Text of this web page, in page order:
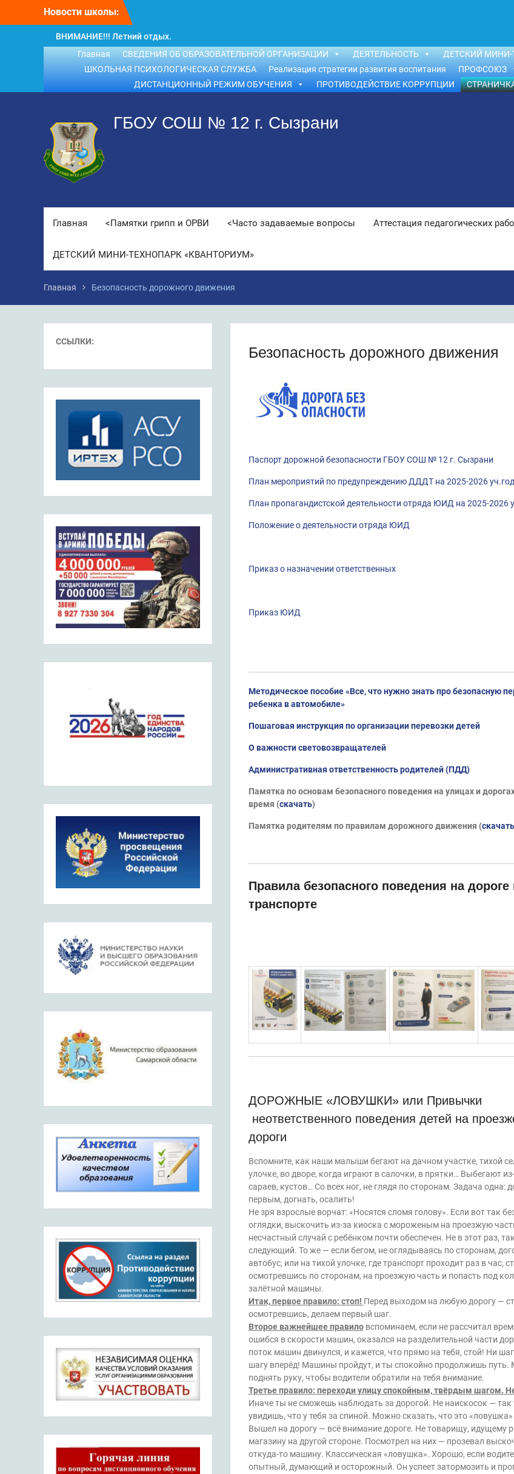
Новости школы:
ВНИМАНИЕ!!! Летний отдых.
ВНИМАНИЕ! ДЛЯ ВЫПУСКНИКОВ
Главная СВЕДЕНИЯ ОБ ОБРАЗОВАТЕЛЬНОЙ ОРГАНИЗАЦИИ ДЕЯТЕЛЬНОСТЬ ДЕТСКИЙ МИНИ-
ШКОЛЬНАЯ ПСИХОЛОГИЧЕСКАЯ СЛУЖБА
Реализация стратегии развития воспитания ПРОФСОЮЗ
ДИСТАНЦИОННЫЙ РЕЖИМ ОБУЧЕНИЯ
ПРОТИВОДЕЙСТВИЕ КОРРУПЦИИ
ГБОУ СОШ № 12 г. Сызрани
Главная <Памятки грипп и ОРВИ <Часто задаваемые вопросы Аттестация педагогических
ДЕТСКИЙ МИНИ-ТЕХНОПАРК «КВАНТОРИУМ»
Главная Безопасность дорожного движения
Безопасность дорожного движения
Паспорт дорожной безопасности ГБОУ СОШ № 12 г. Сызрани
План мероприятий по предупреждению ДДДТ на 2025-2026 уч.год
План пропагандистской деятельности отряда ЮИД на 2025-2026
Положение о деятельности отряда ЮИД
Приказ о назначении ответственных
Приказ ЮИД
Методическое пособие «Все, что нужно знать про безопасную
ребенка в автомобиле»
Пошаговая инструкция по организации перевозки детей
О важности световозвращателей
Административная ответственность родителей (ПДД)
Памятка по основам безопасного поведения на улицах и
время (скачать)
Памятка родителям по правилам дорожного движения (скачать
Правила безопасного поведения на дороге
транспорте
ДОРОЖНЫЕ «ЛОВУШКИ» или Привычки
неответственного поведения детей на
дороги
Вспомните, как наши малыши бегают на дачном участке, тихой
улочке, во дворе, когда играют в салочки, в прятки… Выбегают
сараев, кустов… Со всех ног, не глядя по сторонам. Задача одна:
первым, догнать, осалить!
Не зря взрослые ворчат: «Носятся сломя голову». Если вот так
оглядки, выскочить из-за киоска с мороженым на проезжую
несчастный случай с ребёнком почти обеспечен. Не в этот раз,
следующий. То же — если бегом, не оглядываясь по сторонам,
автобус, или на тихой улочке, где транспорт проходит раз в час,
осмотревшись по сторонам, на проезжую часть и попасть под
залётной машины.
Итак, первое правило: стоп! Перед выходом на любую дорогу —
осмотревшись, делаем первый шаг.
Второе важнейшее правиловспоминаем, если не рассчитал
ошибся в скорости машин, оказался на разделительной части
поток машин двинулся, и кажется, что прямо на тебя, стой! Ни
шагу вперёд! Машины пройдут, и ты спокойно продолжишь
поднять руку, чтобы водители обратили на тебя внимание.
Третье правило: переходи улицу спокойным, твёрдым шагом.
Иначе ты не сможешь наблюдать за дорогой. Не наискосок — так
увидишь, что у тебя за спиной. Можно сказать, что это «ловушка»
Вышел на дорогу — всё внимание дороге. Не товарищу, идущему
магазину на другой стороне. Посмотрел на них — прозевал
откуда-то машину. Классическая «ловушка». Хорошо, если
опытный, думающий и осторожный. Он успеет затормозить и
ССЫЛКИ: